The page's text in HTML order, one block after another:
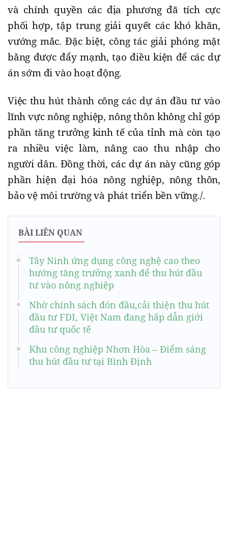
và chính quyền các địa phương đã tích cực
phối hợp, tập trung giải quyết các khó khăn,
vướng mắc. Đặc biệt, công tác giải phóng mặt
bằng được đẩy mạnh, tạo điều kiện để các dự
án sớm đi vào hoạt động.
Việc thu hút thành công các dự án đầu tư vào
lĩnh vực nông nghiệp, nông thôn không chỉ góp
phần tăng trưởng kinh tế của tỉnh mà còn tạo
ra nhiều việc làm, nâng cao thu nhập cho
người dân. Đồng thời, các dự án này cũng góp
phần hiện đại hóa nông nghiệp, nông thôn,
bảo vệ môi trường và phát triển bền vững./.
BÀI LIÊN QUAN
Tây Ninh ứng dụng công nghệ cao theo
hướng tăng trưởng xanh để thu hút đầu
tư vào nông nghiệp
Nhờ chính sách đón đầu,cải thiện thu hút
đầu tư FDI, Việt Nam đang hấp dẫn giới
đầu tư quốc tế
Khu công nghiệp Nhơn Hòa – Điểm sáng
thu hút đầu tư tại Bình Định